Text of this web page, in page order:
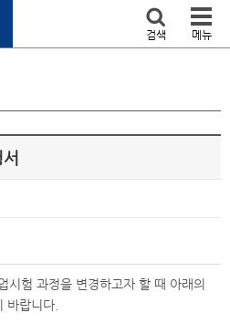
검색 메뉴
시험 과정을 변경하고자 할 때 아래의
바랍니다.